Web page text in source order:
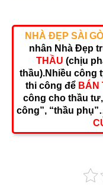
NHÀ ĐẸP SÀI
nhân Nhà Đẹp
THẦU (chịu
thầu).Nhiều công
thi công để BÁN
công cho thầu
công”, “thầu